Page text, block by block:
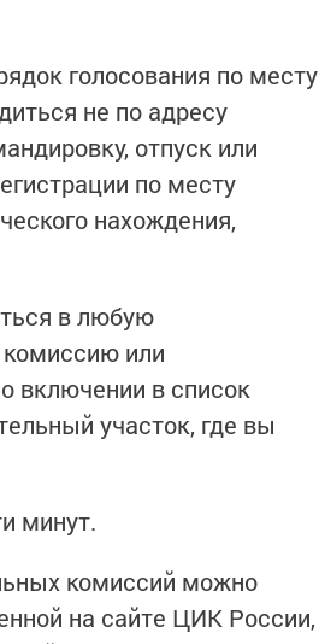
голосования по месту
не по адресу
отпуск или
по месту
нахождения,
в любую
комиссию или
включении в список
участок, где вы
минут.
комиссий можно
на сайте ЦИК России,